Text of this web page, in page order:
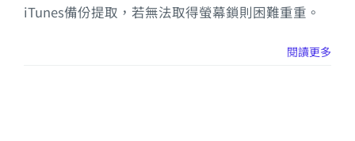
iTunes備份提取，若無法取得螢幕鎖則困難重重。
閱讀更多